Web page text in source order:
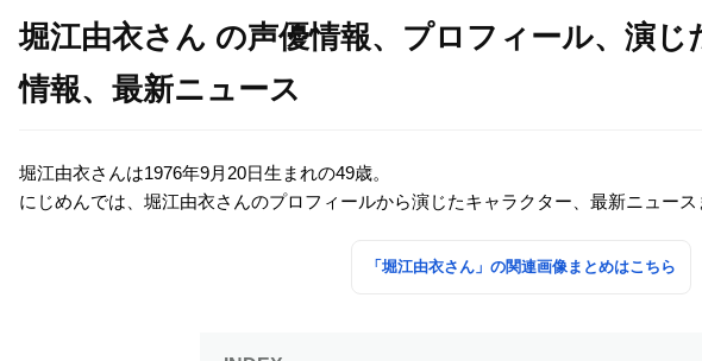
堀江由衣さん の声優情報、プロフィール、演
情報、最新ニュース
堀江由衣さんは1976年9月20日生まれの49歳。
にじめんでは、堀江由衣さんのプロフィールから演じたキャラクター、最新ニュース
「堀江由衣さん」の関連画像まとめはこちら